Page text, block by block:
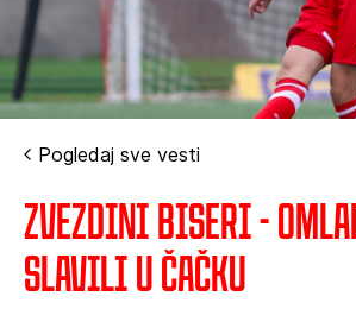
Pogledaj sve vesti
Zvezdini biseri -
slavili u Čačku